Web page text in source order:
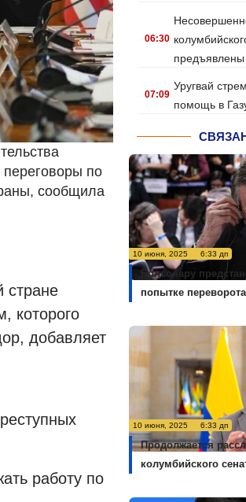
по
сообщила
стране
которого
добавляет
работу по
.06:30
.07:09
Уругвай
помощь в
10 июня, 2025 6:33 дп
Болсонару
попытке переворота
10 июня, 2025 6:33 дп
Продолжается
колумбийского